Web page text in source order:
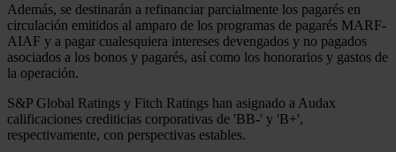
Además, se destinarán a refinanciar parcialmente los pagarés en
circulación emitidos al amparo de los programas de pagarés MARF-
AIAF y a pagar cualesquiera intereses devengados y no pagados
asociados a los bonos y pagarés, así como los honorarios y gastos de
la operación.
S&P Global Ratings y Fitch Ratings han asignado a Audax
calificaciones crediticias corporativas de 'BB-' y 'B+',
respectivamente, con perspectivas estables.